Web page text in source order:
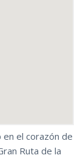
en el corazón de
Ruta de la